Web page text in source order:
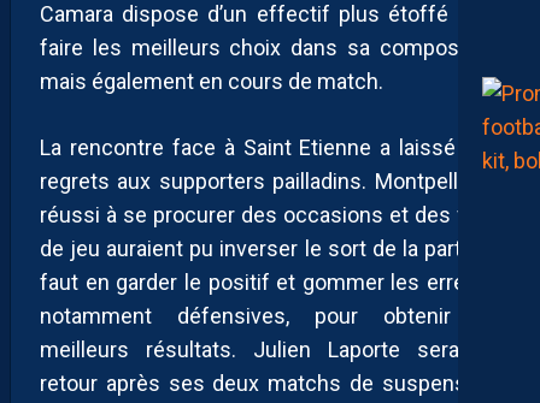
Camara dispose d’un effectif plus étoffé pour
faire les meilleurs choix dans sa composition
mais également en cours de match.
La rencontre face à Saint Etienne a laissé des
regrets aux supporters pailladins. Montpellier a
réussi à se procurer des occasions et des faits
de jeu auraient pu inverser le sort de la partie. Il
faut en garder le positif et gommer les erreurs,
notamment défensives, pour obtenir de
meilleurs résultats. Julien Laporte sera de
retour après ses deux matchs de suspension.